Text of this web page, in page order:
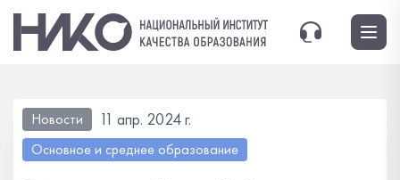
Новости 11 апр. 2024 г.
Основное и среднее образование